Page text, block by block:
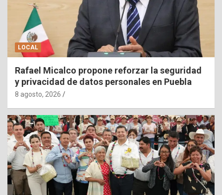
LOCAL
Rafael Micalco propone reforzar la seguridad
y privacidad de datos personales en Puebla
8 agosto, 2026